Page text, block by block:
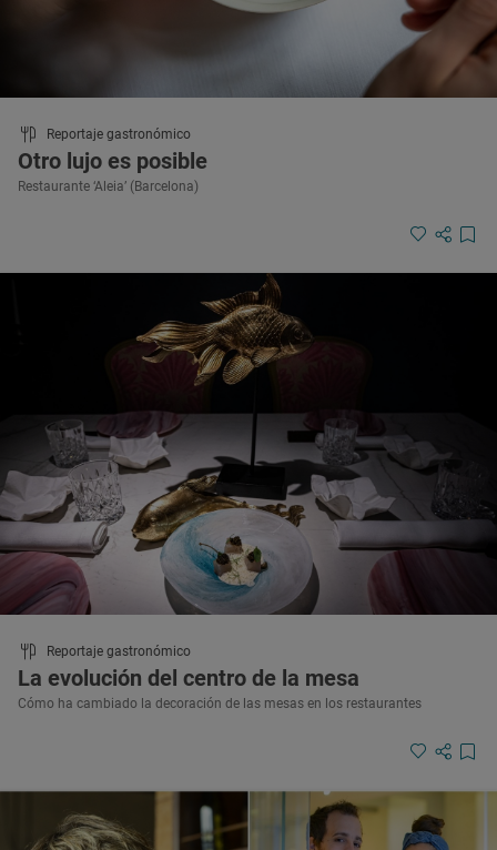
Reportaje gastronómico
Otro lujo es posible
Restaurante ‘Aleia’ (Barcelona)
Reportaje gastronómico
La evolución del centro de la mesa
Cómo ha cambiado la decoración de las mesas en los restaurantes